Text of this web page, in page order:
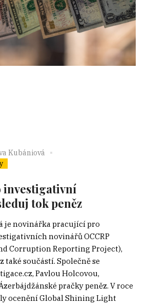
Kubániová
investigativní
tok peněz
je novinářka pracující pro
novinářů OCCRP
Corruption Reporting Project),
také součástí. Společně se
Pavlou Holcovou,
pračky peněz. V roce
ocenění Global Shining Light